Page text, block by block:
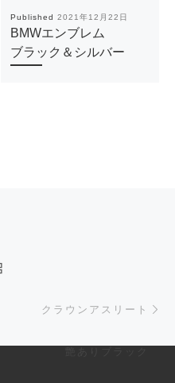
Published 2021年12月22日
BMWエンブレム
ブラック＆シルバー
クラウンアスリート